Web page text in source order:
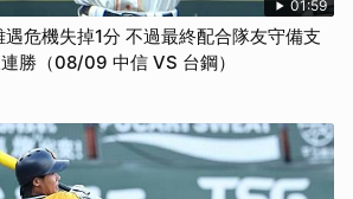
01:59
危機失掉1分 不過最終配合隊友守備支
勝（08/09 中信 VS 台鋼）